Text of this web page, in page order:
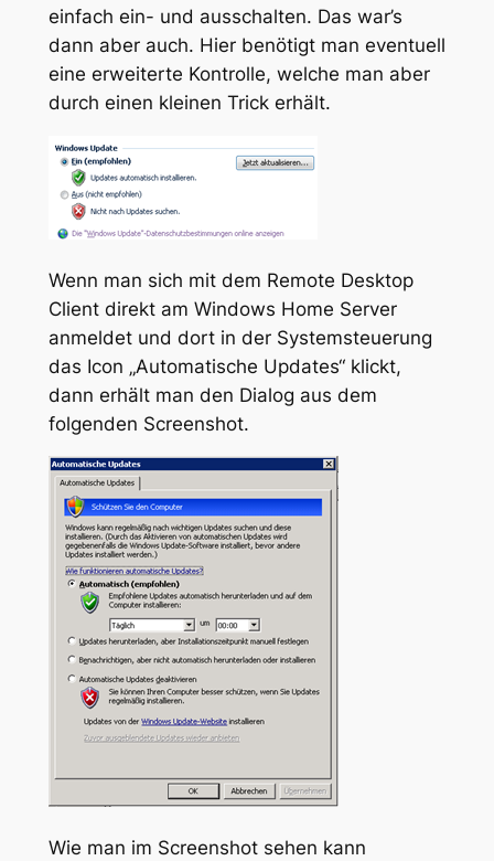
einfach ein- und ausschalten. Das war’s
dann aber auch. Hier benötigt man eventuell
eine erweiterte Kontrolle, welche man aber
durch einen kleinen Trick erhält.
Wenn man sich mit dem Remote Desktop
Client direkt am Windows Home Server
anmeldet und dort in der Systemsteuerung
das Icon „Automatische Updates“ klickt,
dann erhält man den Dialog aus dem
folgenden Screenshot.
Wie man im Screenshot sehen kann